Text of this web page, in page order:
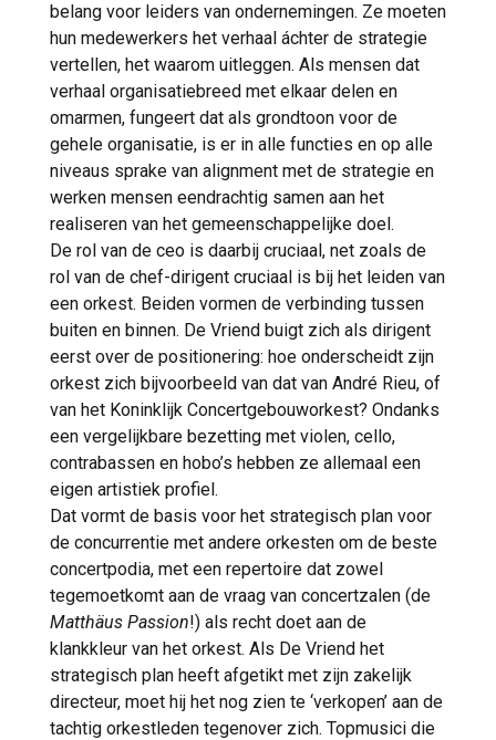
belang voor leiders van ondernemingen. Ze moeten
hun medewerkers het verhaal áchter de strategie
vertellen, het waarom uitleggen. Als mensen dat
verhaal organisatiebreed met elkaar delen en
omarmen, fungeert dat als grondtoon voor de
gehele organisatie, is er in alle functies en op alle
niveaus sprake van alignment met de strategie en
werken mensen eendrachtig samen aan het
realiseren van het gemeenschappelijke doel.
De rol van de ceo is daarbij cruciaal, net zoals de
rol van de chef-dirigent cruciaal is bij het leiden van
een orkest. Beiden vormen de verbinding tussen
buiten en binnen. De Vriend buigt zich als dirigent
eerst over de positionering: hoe onderscheidt zijn
orkest zich bijvoorbeeld van dat van André Rieu, of
van het Koninklijk Concertgebouworkest? Ondanks
een vergelijkbare bezetting met violen, cello,
contrabassen en hobo’s hebben ze allemaal een
eigen artistiek profiel.
Dat vormt de basis voor het strategisch plan voor
de concurrentie met andere orkesten om de beste
concertpodia, met een repertoire dat zowel
tegemoetkomt aan de vraag van concertzalen (de
Matthäus Passion!) als recht doet aan de
klankkleur van het orkest. Als De Vriend het
strategisch plan heeft afgetikt met zijn zakelijk
directeur, moet hij het nog zien te ‘verkopen’ aan de
tachtig orkestleden tegenover zich. Topmusici die